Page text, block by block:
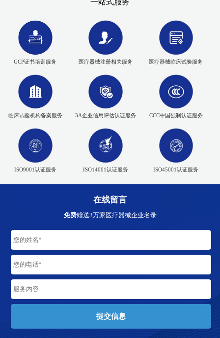
GCP证书培训服务 医疗器械注册相关服务 医疗器械临床试验服务
临床试验机构备案服务 3A企业信用评估认证服务 CCC中国强制认证服务
ISO9001认证服务 ISO14001认证服务 ISO45001认证服务
在线留言
免费赠送3万家医疗器械企业名录